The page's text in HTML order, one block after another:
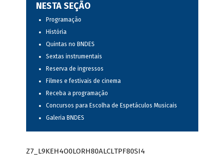
NESTA SEÇÃO
Programação
História
Quintas no BNDES
Sextas instrumentais
Reserva de ingressos
Filmes e festivais de cinema
Receba a programação
Concursos para Escolha de Espetáculos Musicais
Galeria BNDES
Z7_L9KEH4O0LORH80ALCLTPF80SI4